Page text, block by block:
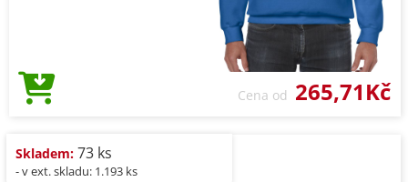
Cena od 265,71Kč
Skladem: 73 ks
- v ext. skladu: 1.193 ks